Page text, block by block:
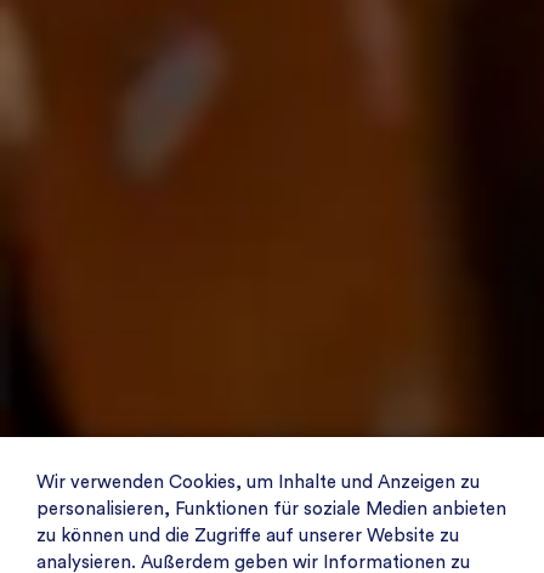
Wir verwenden Cookies, um Inhalte und Anzeigen zu
personalisieren, Funktionen für soziale Medien anbieten
zu können und die Zugriffe auf unserer Website zu
analysieren. Außerdem geben wir Informationen zu